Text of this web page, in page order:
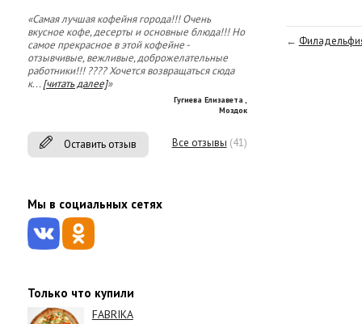
«Самая лучшая кофейня города!!! Очень
вкусное кофе, десерты и основные блюда!!! Но
самое прекрасное в этой кофейне -
отзывчивые, вежливые, доброжелательные
работники!!! ???? Хочется возвращаться сюда
к...[читать далее]»
Гугиева Елизавета
Моздок
Оставить отзыв Все отзывы (41)
Мы в социальных сетях
Только что купили
FABRIKA
←